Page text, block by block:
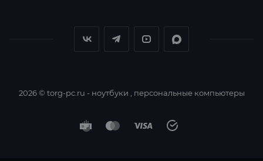
2026 © torg-pc.ru - ноутбуки , персональные компьютеры